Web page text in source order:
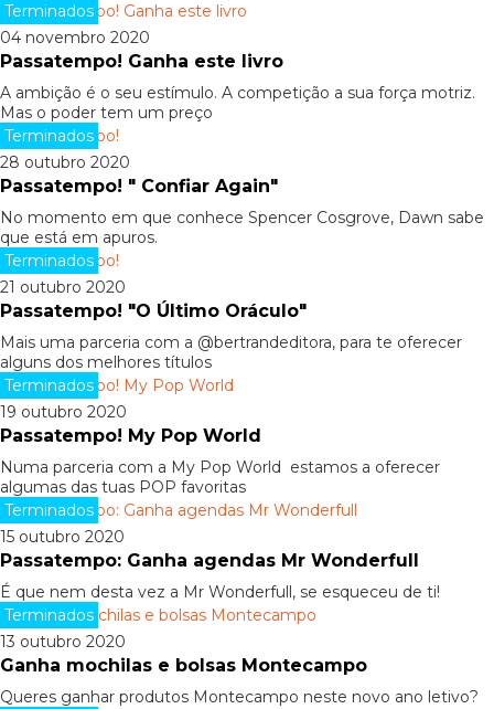
Terminados
04 novembro 2020
Passatempo! Ganha este livro
A ambição é o seu estímulo. A competição a sua força motriz.
Mas o poder tem um preço
Terminados
28 outubro 2020
Passatempo! " Confiar Again"
No momento em que conhece Spencer Cosgrove, Dawn sabe
que está em apuros.
Terminados
21 outubro 2020
Passatempo! "O Último Oráculo"
Mais uma parceria com a @bertrandeditora, para te oferecer
alguns dos melhores títulos
Terminados
19 outubro 2020
Passatempo! My Pop World
Numa parceria com a My Pop World estamos a oferecer
algumas das tuas POP favoritas
Terminados
15 outubro 2020
Passatempo: Ganha agendas Mr Wonderfull
É que nem desta vez a Mr Wonderfull, se esqueceu de ti!
Terminados
13 outubro 2020
Ganha mochilas e bolsas Montecampo
Queres ganhar produtos Montecampo neste novo ano letivo?